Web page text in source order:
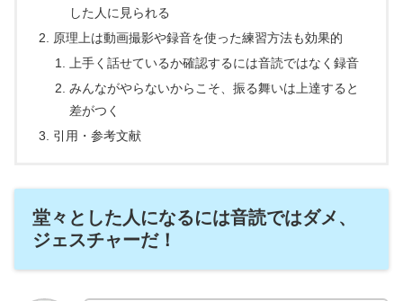
した人に見られる
原理上は動画撮影や録音を使った練習方法も効果的
上手く話せているか確認するには音読ではなく録音
みんながやらないからこそ、振る舞いは上達すると
差がつく
引用・参考文献
堂々とした人になるには音読ではダメ、
ジェスチャーだ！